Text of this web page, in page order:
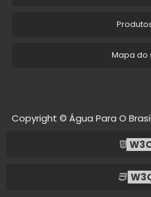
Mapa do
Copyright © Água Para O